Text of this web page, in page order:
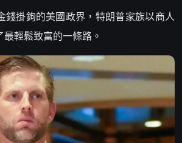
錢掛鉤的美國政界，特朗普家族以商人
輕鬆致富的一條路。